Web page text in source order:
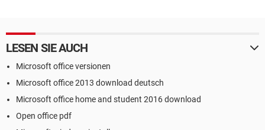
LESEN SIE AUCH
Microsoft office versionen
Microsoft office 2013 download deutsch
Microsoft office home and student 2016 download
Open office pdf